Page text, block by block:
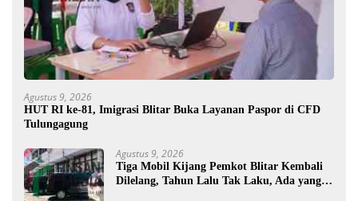
Agustus 9, 2026
HUT RI ke-81, Imigrasi Blitar Buka Layanan Paspor di CFD
Tulungagung
Agustus 9, 2026
Tiga Mobil Kijang Pemkot Blitar Kembali
Dilelang, Tahun Lalu Tak Laku, Ada yang